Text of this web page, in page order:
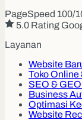
PageSpeed 100/
5.0 Rating
Layanan
Website
Toko Online
SEO &
Business
Optimasi
Website